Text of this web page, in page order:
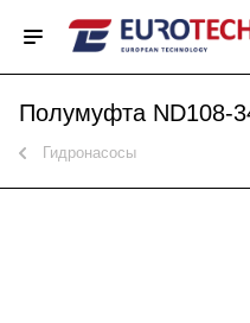
Полумуфта ND108-
Гидронасосы